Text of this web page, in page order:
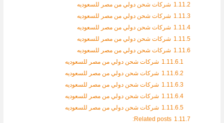
1.11.2 شركات شحن دولي من مصر للسعوديه
1.11.3 شركات شحن دولي من مصر للسعوديه
1.11.4 شركات شحن دولي من مصر للسعوديه
1.11.5 شركات شحن دولي من مصر للسعوديه
1.11.6 شركات شحن دولي من مصر للسعوديه
1.11.6.1 شركات شحن دولي من مصر للسعوديه
1.11.6.2 شركات شحن دولي من مصر للسعوديه
1.11.6.3 شركات شحن دولي من مصر للسعوديه
1.11.6.4 شركات شحن دولي من مصر للسعوديه
1.11.6.5 شركات شحن دولي من مصر للسعوديه
1.11.7
Related posts: